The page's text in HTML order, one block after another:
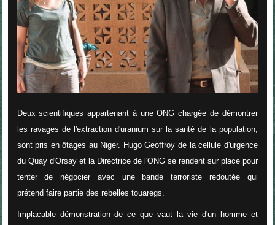
Deux scientifiques appartenant à une ONG chargée de démontrer
les ravages de l'extraction d'uranium sur la santé de la population,
sont pris en ôtages au Niger. Hugo Geoffroy de la cellule d'urgence
du Quay d'Orsay et la Directrice de l'ONG se rendent sur place pour
tenter de négocier avec une bande terroriste redoutée qui
prétend faire partie des rebelles touaregs.
Implacable démonstration de ce que vaut la vie d'un homme et